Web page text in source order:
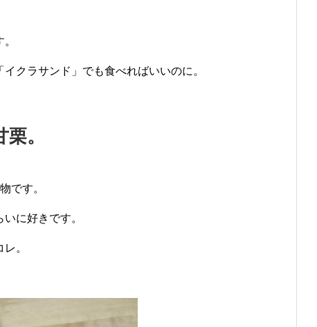
クラサンド」でも食べればいいのに。
。
です。
に好きです。
。